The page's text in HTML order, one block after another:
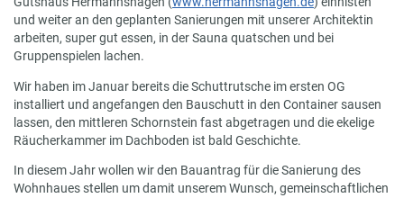
und weiter an den geplanten Sanierungen mit unserer Architektin
arbeiten, super gut essen, in der Sauna quatschen und bei
Gruppenspielen lachen.
Wir haben im Januar bereits die Schuttrutsche im ersten OG
installiert und angefangen den Bauschutt in den Container sausen
lassen, den mittleren Schornstein fast abgetragen und die ekelige
Räucherkammer im Dachboden ist bald Geschichte.
In diesem Jahr wollen wir den Bauantrag für die Sanierung des
Wohnhaues stellen um damit unserem Wunsch, gemeinschaftlichen